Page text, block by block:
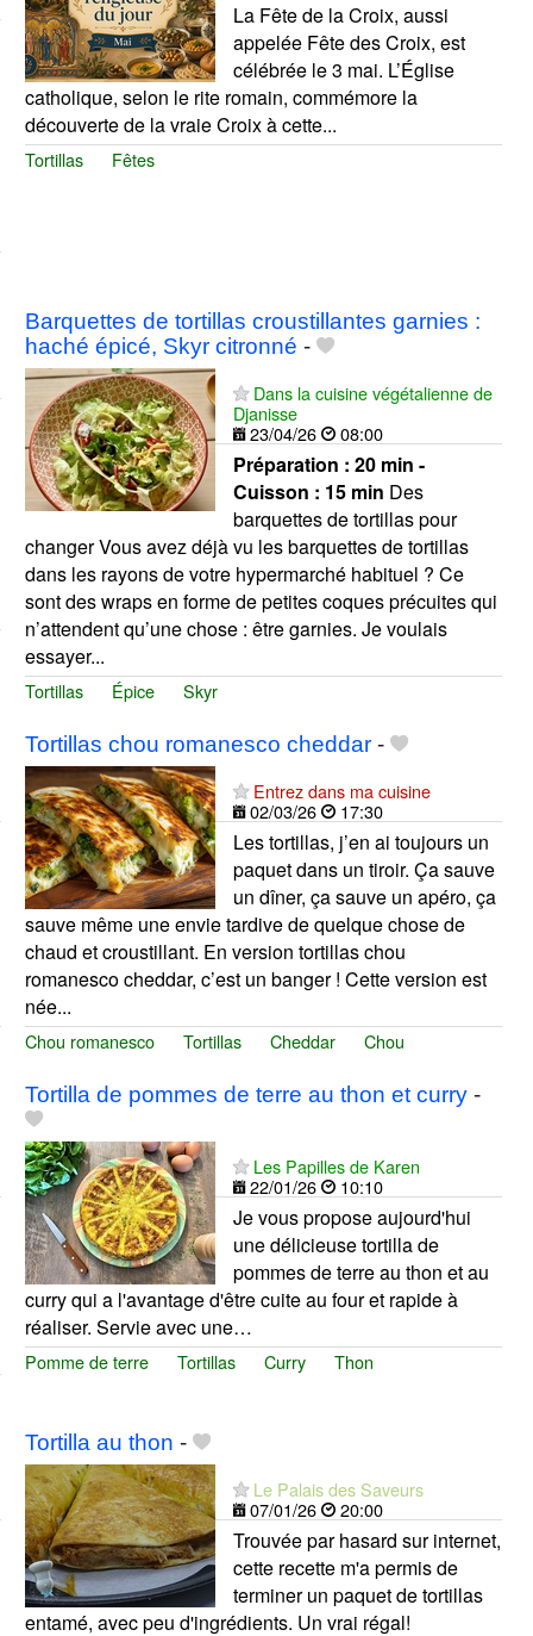
La Fête de la Croix, aussi
appelée Fête des Croix, est
célébrée le 3 mai. L’Église
catholique, selon le rite romain, commémore la
découverte de la vraie Croix à cette...
Tortillas Fêtes
Barquettes de tortillas croustillantes garnies :
haché épicé, Skyr citronné -
Dans la cuisine végétalienne de
Djanisse
23/04/26
08:00
Préparation : 20 min -
Cuisson : 15 min Des
barquettes de tortillas pour
changer Vous avez déjà vu les barquettes de tortillas
dans les rayons de votre hypermarché habituel ? Ce
sont des wraps en forme de petites coques précuites qui
n’attendent qu’une chose : être garnies. Je voulais
essayer...
Tortillas Épice Skyr
Tortillas chou romanesco cheddar-
Entrez dans ma cuisine
02/03/26
17:30
Les tortillas, j’en ai toujours un
paquet dans un tiroir. Ça sauve
un dîner, ça sauve un apéro, ça
sauve même une envie tardive de quelque chose de
chaud et croustillant. En version tortillas chou
romanesco cheddar, c’est un banger ! Cette version est
née...
Chou romanesco Tortillas Cheddar Chou
Tortilla de pommes de terre au thon et curry-
Les Papilles de Karen
22/01/26
10:10
Je vous propose aujourd'hui
une délicieuse tortilla de
pommes de terre au thon et au
curry qui a l'avantage d'être cuite au four et rapide à
réaliser. Servie avec une…
Pomme de terre Tortillas Curry Thon
Tortilla au thon -
Le Palais des Saveurs
07/01/26
20:00
Trouvée par hasard sur internet,
cette recette m'a permis de
terminer un paquet de tortillas
entamé, avec peu d'ingrédients. Un vrai régal!